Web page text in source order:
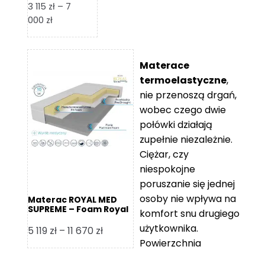
3 115 zł – 7
000 złZakres
od
7
000 zł
Materac ROYAL MED
SUPREME – Foam Royal
5 119 zł – 11 670 złZakres
cen:
Materace
termoelastyczne,
nie przenoszą drgań,
wobec czego dwie
połówki działają
zupełnie niezależnie.
Ciężar, czy
niespokojne
poruszanie się jednej
osoby nie wpływa na
komfort snu drugiego
użytkownika.
Powierzchnia